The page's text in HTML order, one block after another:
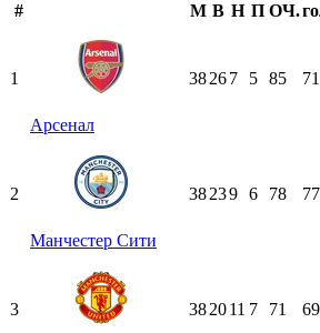
#
М В Н П ОЧ.
1
Арсенал
38267 5 85
2
Манчестер Сити
38239 6 78
3 382011 7 71